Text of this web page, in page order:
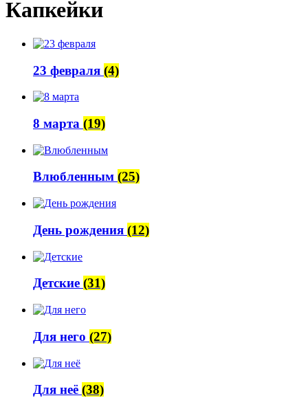
Капкейки
23 февраля (4)
8 марта (19)
Влюбленным (25)
День рождения (12)
Детские (31)
Для него (27)
Для неё (38)